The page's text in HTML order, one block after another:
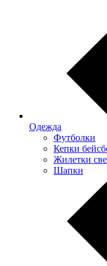
Одежда
Футболки
Кепки
Жилетки
Шапки